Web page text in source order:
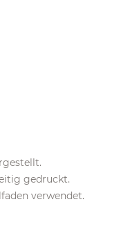
gedruckt.
verwendet.